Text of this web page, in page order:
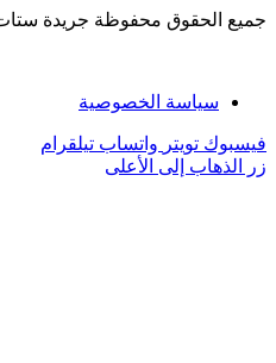
جميع الحقوق محفوظة جريدة ستات
سياسة الخصوصية
فيسبوك تويتر واتساب تيلقرام
زر الذهاب إلى الأعلى